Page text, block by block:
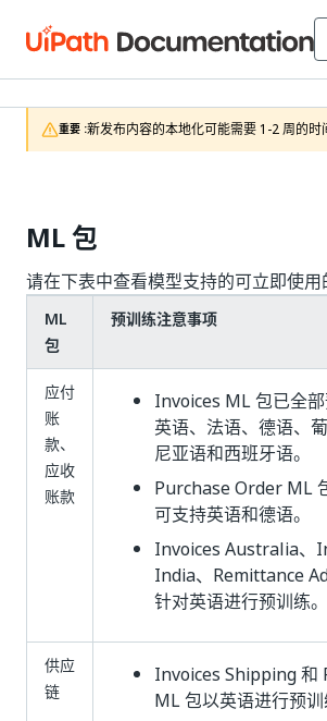
重要 :新发布内容的本地化可能需要 1-2 周的时
ML 包
请在下表中查看模型支持的可立即使用
ML
包
预训练注意事项
应付
账
款、
应收
账款
Invoices ML 包已全
英语、法语、德语、
尼亚语和西班牙语。
Purchase Order ML
可支持英语和德语。
Invoices Australia、
India、Remittance
针对英语进行预训练。
供应
链
Invoices Shipping 和
ML 包以英语进行预训